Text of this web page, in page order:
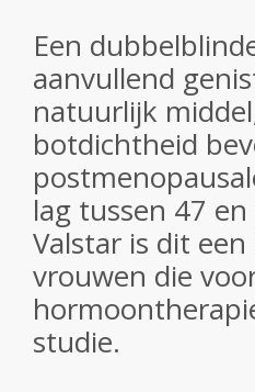
Een
aanvullend
natuurlijk
botdichtheid
lag tussen 47
Valstar is dit
vrouwen die
studie.